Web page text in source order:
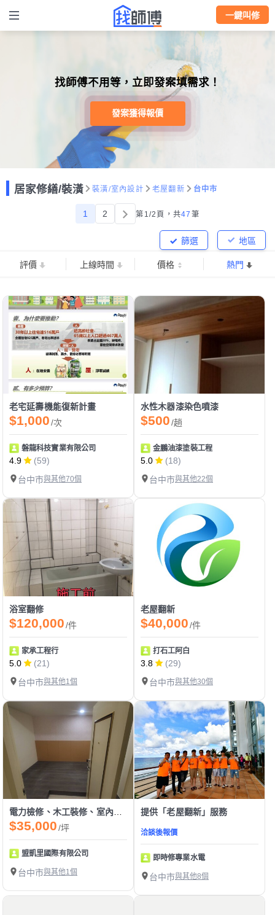
一鍵叫修
找師傅不用等，立即發案填需求！
發案獲得報價
居家修繕/裝潢 裝潢/室內設計 老屋翻新 台中市
1 2 第1/2頁， 共47 筆
地區
篩選
評價 上線時間 價格 熱門
老宅延壽機能復新計畫
$1,000/次
磐龍科技實業有限公司
4.9
(59)
台中市與其他70個
水性木器漆染色噴漆
$500/趟
金鵬油漆塗裝工程
5.0
(18)
台中市與其他22個
浴室翻修
$120,000/件
家承工程行
5.0
(21)
台中市與其他1個
老屋翻新
$40,000/件
打石工阿白
3.8
(29)
台中市與其他30個
$35,000/坪
盟凱里國際有限公司
台中市與其他1個
提供「老屋翻新」服務
洽談後報價
即時修專業水電
台中市與其他8個